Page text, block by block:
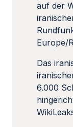
auf der
Europe/
Das
6.000